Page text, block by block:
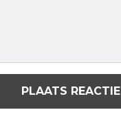
PLAATS REACTIE